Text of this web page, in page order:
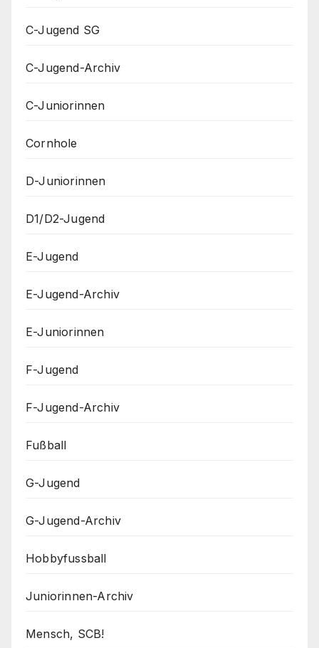
C-Jugend SG
C-Jugend-Archiv
C-Juniorinnen
Cornhole
D-Juniorinnen
D1/D2-Jugend
E-Jugend
E-Jugend-Archiv
E-Juniorinnen
F-Jugend
F-Jugend-Archiv
Fußball
G-Jugend
G-Jugend-Archiv
Hobbyfussball
Juniorinnen-Archiv
Mensch, SCB!